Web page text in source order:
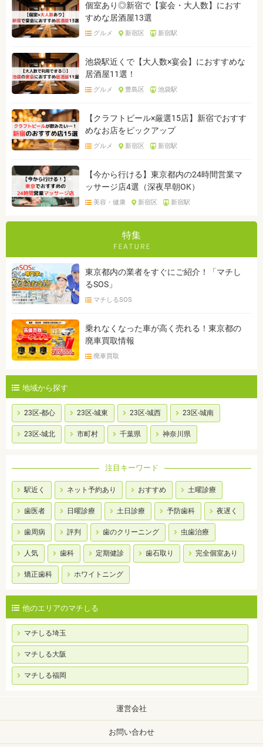
個室あり◎新宿で【宴会・大人数】におす
すめな居酒屋13選
グルメ 新宿区 新宿駅
池袋駅近くで【大人数×宴会】におすすめな
居酒屋11選！
グルメ 豊島区 池袋駅
【クラフトビール×厳選15店】新宿でおすす
めなお店をピックアップ
グルメ 新宿区 新宿駅
【今から行ける】東京都内の24時間営業マ
ッサージ店4選（深夜早朝OK）
美容・健康 新宿区 新宿駅
特集
東京都内の業者をすぐにご紹介！「マチし
るSOS」
マチしるSOS
乗れなくなった車が高く売れる！東京都の
廃車買取情報
廃車買取
地域から探す
23区-都心 23区-城東 23区-城西 23区-城南
23区-城北 市町村 千葉県 神奈川県
注目キーワード
駅近く ネット予約あり おすすめ 土曜診療
歯医者 日曜診療 土日診療 予防歯科 夜遅く
歯周病 評判 歯のクリーニング 虫歯治療
人気 歯科 定期健診 歯石取り 完全個室あり
矯正歯科 ホワイトニング
他のエリアのマチしる
マチしる埼玉
マチしる大阪
マチしる福岡
運営会社
お問い合わせ